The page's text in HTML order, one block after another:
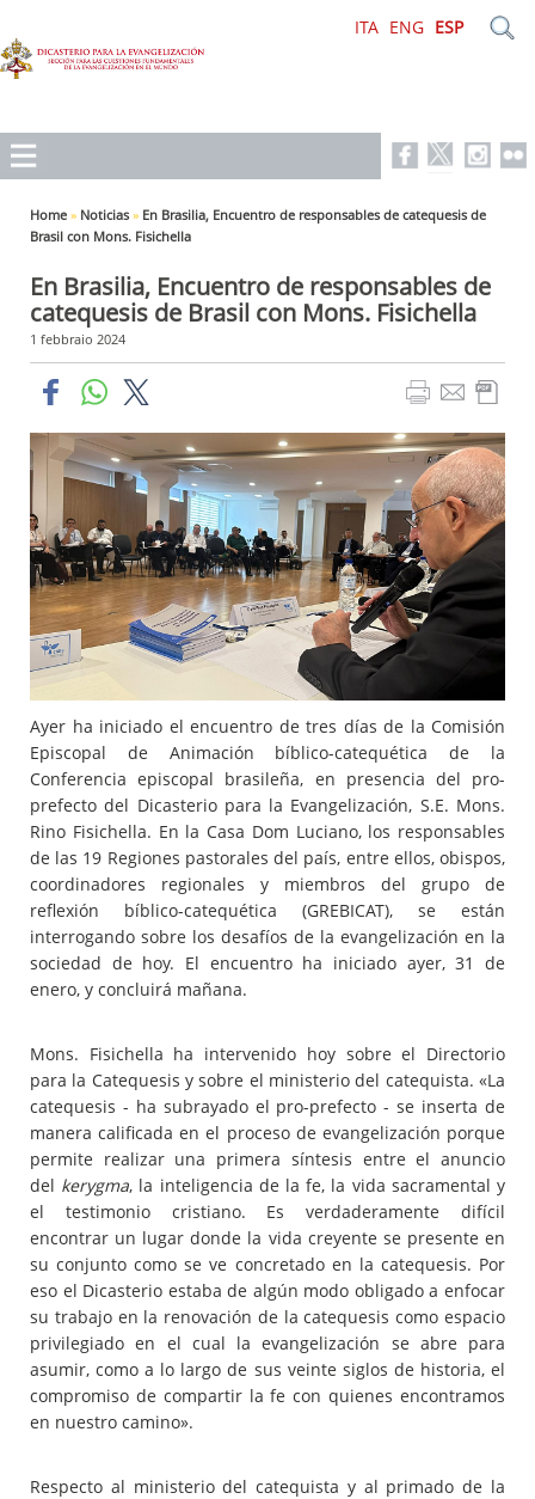
ITA ENG ESP
Home » Noticias » En Brasilia, Encuentro de responsables de catequesis de
Brasil con Mons. Fisichella
En Brasilia, Encuentro de responsables de
catequesis de Brasil con Mons. Fisichella
1 febbraio 2024
Ayer ha iniciado el encuentro de tres días de la Comisión
Episcopal de Animación bíblico-catequética de la
Conferencia episcopal brasileña, en presencia del pro-
prefecto del Dicasterio para la Evangelización, S.E. Mons.
Rino Fisichella. En la Casa Dom Luciano, los responsables
de las 19 Regiones pastorales del país, entre ellos, obispos,
coordinadores regionales y miembros del grupo de
reflexión bíblico-catequética (GREBICAT), se están
interrogando sobre los desafíos de la evangelización en la
sociedad de hoy. El encuentro ha iniciado ayer, 31 de
enero, y concluirá mañana.
Mons. Fisichella ha intervenido hoy sobre el Directorio
para la Catequesis y sobre el ministerio del catequista. «La
catequesis - ha subrayado el pro-prefecto - se inserta de
manera calificada en el proceso de evangelización porque
permite realizar una primera síntesis entre el anuncio
del kerygma, la inteligencia de la fe, la vida sacramental y
el testimonio cristiano. Es verdaderamente difícil
encontrar un lugar donde la vida creyente se presente en
su conjunto como se ve concretado en la catequesis. Por
eso el Dicasterio estaba de algún modo obligado a enfocar
su trabajo en la renovación de la catequesis como espacio
privilegiado en el cual la evangelización se abre para
asumir, como a lo largo de sus veinte siglos de historia, el
compromiso de compartir la fe con quienes encontramos
en nuestro camino».
Respecto al ministerio del catequista y al primado de la